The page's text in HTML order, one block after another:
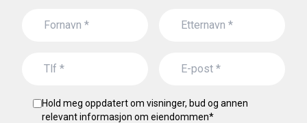
Hold meg oppdatert om visninger, bud og annen
relevant informasjon om eiendommen*